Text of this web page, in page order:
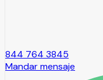
844 764 3845
Mandar mensaje